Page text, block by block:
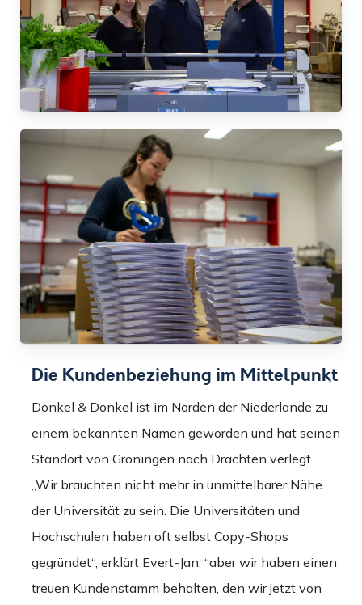
Die Kundenbeziehung im Mittelpunkt
Donkel & Donkel ist im Norden der Niederlande zu
einem bekannten Namen geworden und hat seinen
Standort von Groningen nach Drachten verlegt.
„Wir brauchten nicht mehr in unmittelbarer Nähe
der Universität zu sein. Die Universitäten und
Hochschulen haben oft selbst Copy-Shops
gegründet“, erklärt Evert-Jan, “aber wir haben einen
treuen Kundenstamm behalten, den wir jetzt von